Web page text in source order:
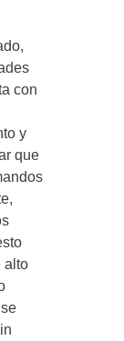
con
y
que
alto